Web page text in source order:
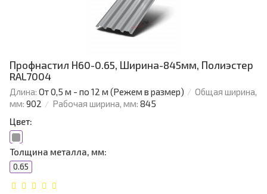
Профнастил Н60-0.65, Ширина-845мм, Полиэстер
RAL7004
Длина: От 0,5 м - по 12 м (Режем в размер)
Общая ширина,
мм: 902 Рабочая ширина, мм: 845
Цвет:
Толщина металла, мм:
0.65